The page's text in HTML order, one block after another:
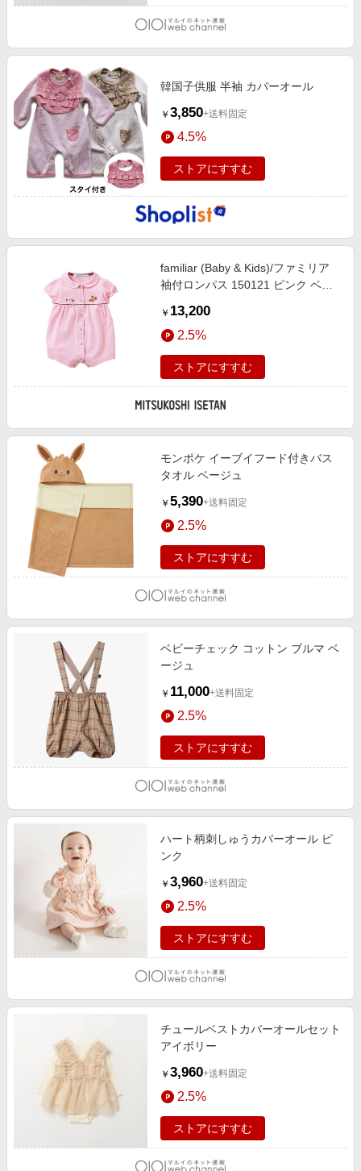
韓国子供服 半袖 カバーオール
￥ 3,850+送料固定
4.5%
ストアにすすむ
familiar (Baby & Kids)/ファミリア
袖付ロンパス 150121 ピンク ベビ
越伊勢丹/公式】
￥ 13,200
2.5%
ストアにすすむ
モンポケ イーブイフード付きバス
タオル ベージュ
￥ 5,390+送料固定
2.5%
ストアにすすむ
ベビーチェック コットン ブルマ ベ
ージュ
￥ 11,000+送料固定
2.5%
ストアにすすむ
ハート柄刺しゅうカバーオール ピ
ンク
￥ 3,960+送料固定
2.5%
ストアにすすむ
チュールベストカバーオールセット
アイボリー
￥ 3,960+送料固定
2.5%
ストアにすすむ